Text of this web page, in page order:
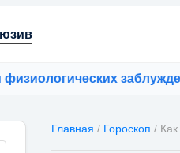
заблуждений⚡ИИ
Главная / Гороскоп /